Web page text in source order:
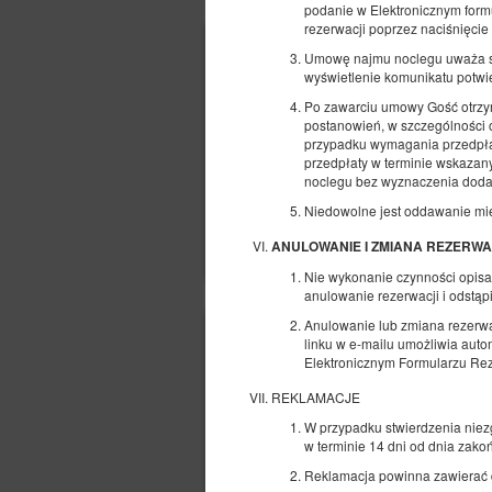
podanie w Elektronicznym
rezerwacji poprzez
Umowę najmu noclegu uważa
wyświetlenie komunikatu
Po zawarciu umowy Gość
postanowień, w szczególności
przypadku wymagania
przedpłaty w terminie
noclegu bez wyznaczenia
Niedowolne jest oddawanie
ANULOWANIE I ZMIANA
Nie wykonanie czynności
anulowanie rezerwacji i
Anulowanie lub zmiana
linku w e-mailu umożliwia
Elektronicznym Formularzu
REKLAMACJE
W przypadku stwierdzenia
w terminie 14 dni od dnia
Reklamacja powinna